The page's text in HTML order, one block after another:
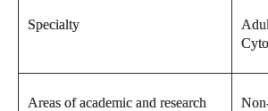
Specialty
Areas of academic and research